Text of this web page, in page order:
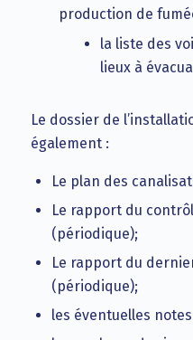
production de
la liste des
lieux à
Le dossier de
également :
Le plan des
Le rapport du
(périodique);
Le rapport du
(périodique);
les éventuelles